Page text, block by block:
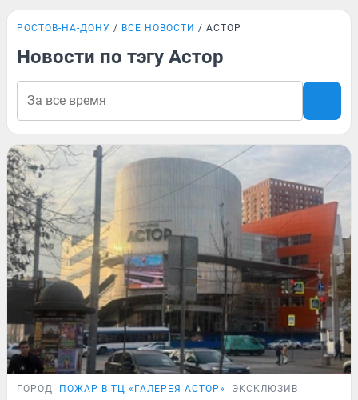
РОСТОВ-НА-ДОНУ ВСЕ НОВОСТИ АСТОР
Новости по тэгу Астор
ГОРОД ПОЖАР В ТЦ «ГАЛЕРЕЯ АСТОР» ЭКСКЛЮЗИВ